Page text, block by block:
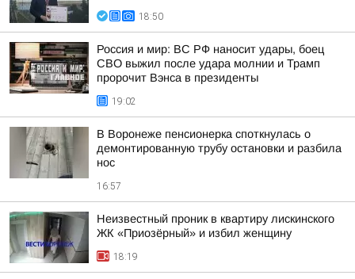
18:50
Россия и мир: ВС РФ наносит удары, боец
СВО выжил после удара молнии и Трамп
пророчит Вэнса в президенты
19:02
В Воронеже пенсионерка споткнулась о
демонтированную трубу остановки и разбила
нос
16:57
Неизвестный проник в квартиру лискинского
ЖК «Приозёрный» и избил женщину
18:19